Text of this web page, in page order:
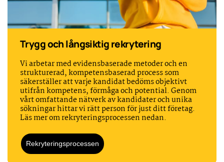
Trygg och långsiktig rekrytering
Vi arbetar med evidensbaserade metoder och en
strukturerad, kompetensbaserad process som
säkerställer att varje kandidat bedöms objektivt
utifrån kompetens, förmåga och potential. Genom
vårt omfattande nätverk av kandidater och unika
sökningar hittar vi rätt person för just ditt företag.
Läs mer om rekryteringsprocessen nedan.
Rekryteringsprocessen